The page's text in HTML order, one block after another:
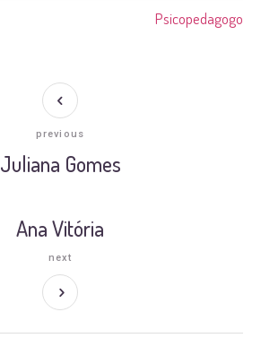
Psicopedagogo
Juliana Gomes
previous
Ana Vitória
next